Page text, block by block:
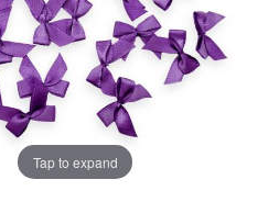
Tap to expand